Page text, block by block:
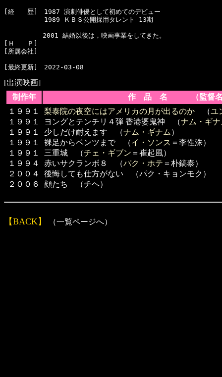
[経　　歴]　1987 演劇俳優として初めてのデビュー
  　　　　　1989 ＫＢＳ公開採用タレント 13期
2001 結婚以後は，映画事業をしてきた。
[Ｈ　　Ｐ]
[所属会社]
[出演映画]
制作年
作 品 名 （監督名
１９９１
１９９１
１９９１
１９９１
１９９１
１９９４
２００４
２００６
梨泰院の夜空にはアメリカの月が出るのか （ユ
ヨングとテンチリ４弾 香港婆鬼神 （ナム・ギナ
少しだけ耐えます （ナム・ギナム ）
裸足からベンツまで （イ・ソンス ＝李性洙）
三重城 （チェ・ギブン ＝崔起風）
赤いサクランボ８ （パク・ホテ ＝朴鎬泰）
後悔しても仕方がない （パク・キョンモク）
顔たち （チヘ）
【BACK】 （一覧ページへ）